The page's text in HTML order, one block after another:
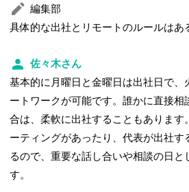
編集部
具体的な出社とリモートのルールはあ
佐々木さん
基本的に月曜日と金曜日は出社日で、
ートワークが可能です。誰かに直接相
合は、柔軟に出社することもあります
ーティングがあったり、代表が出社す
るので、重要な話し合いや相談の日と
す。